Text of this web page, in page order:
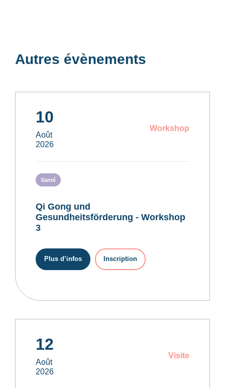
Autres évènements
10
Août
2026
Workshop
Santé
Qi Gong und
Gesundheitsförderung - Workshop
3
Plus d’infos Inscription
12
Août
2026
Visite